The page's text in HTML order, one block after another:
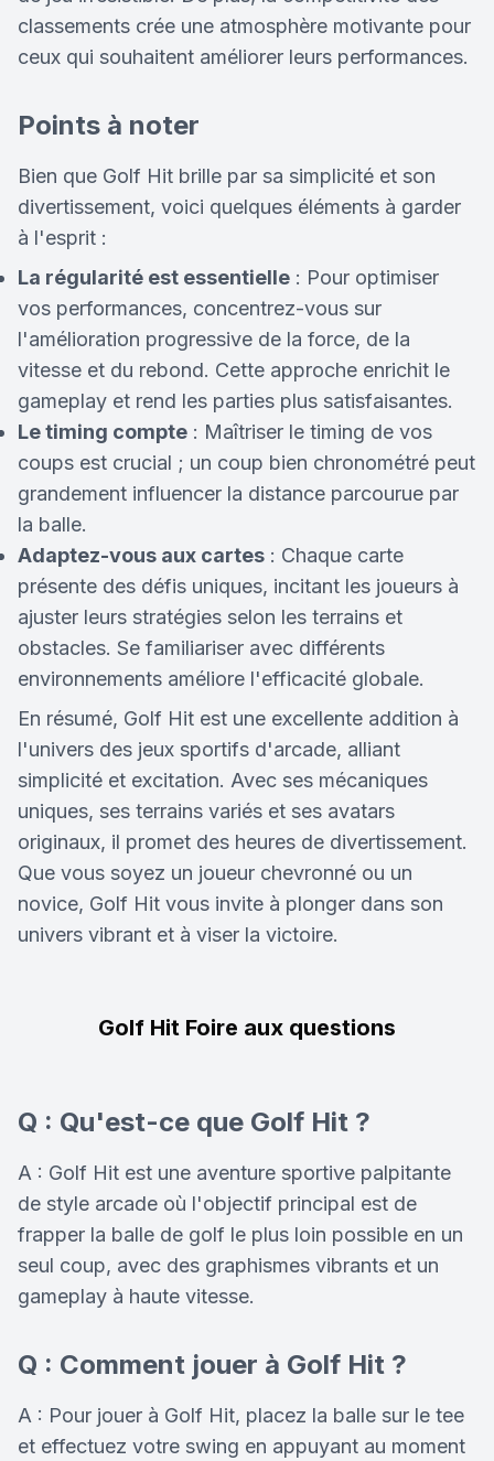
classements crée une atmosphère motivante pour
ceux qui souhaitent améliorer leurs performances.
Points à noter
Bien que Golf Hit brille par sa simplicité et son
divertissement, voici quelques éléments à garder
à l'esprit :
La régularité est essentielle : Pour optimiser
vos performances, concentrez-vous sur
l'amélioration progressive de la force, de la
vitesse et du rebond. Cette approche enrichit le
gameplay et rend les parties plus satisfaisantes.
Le timing compte : Maîtriser le timing de vos
coups est crucial ; un coup bien chronométré peut
grandement influencer la distance parcourue par
la balle.
Adaptez-vous aux cartes : Chaque carte
présente des défis uniques, incitant les joueurs à
ajuster leurs stratégies selon les terrains et
obstacles. Se familiariser avec différents
environnements améliore l'efficacité globale.
En résumé, Golf Hit est une excellente addition à
l'univers des jeux sportifs d'arcade, alliant
simplicité et excitation. Avec ses mécaniques
uniques, ses terrains variés et ses avatars
originaux, il promet des heures de divertissement.
Que vous soyez un joueur chevronné ou un
novice, Golf Hit vous invite à plonger dans son
univers vibrant et à viser la victoire.
Golf Hit Foire aux questions
Q : Qu'est-ce que Golf Hit ?
A : Golf Hit est une aventure sportive palpitante
de style arcade où l'objectif principal est de
frapper la balle de golf le plus loin possible en un
seul coup, avec des graphismes vibrants et un
gameplay à haute vitesse.
Q : Comment jouer à Golf Hit ?
A : Pour jouer à Golf Hit, placez la balle sur le tee
et effectuez votre swing en appuyant au moment